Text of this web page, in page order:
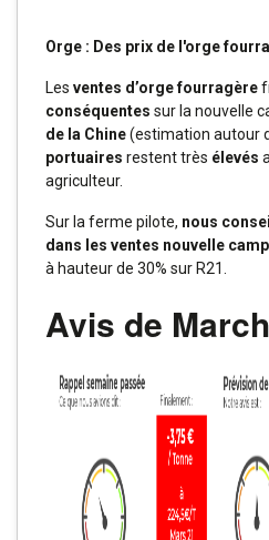
Orge : Des prix de l'orge
Les ventes d’orge fourragère
conséquentes sur la nouvelle
de la Chine(estimation autour
portuaires restent très élevés
agriculteur.
Sur la ferme pilote, nous
dans les ventes nouvelle
à hauteur de 30% sur R21.
Avis de